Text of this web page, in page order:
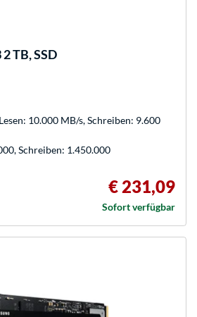
TB, SSD
10.000 MB/s, Schreiben: 9.600
Schreiben: 1.450.000
€ 231,09
Sofort verfügbar